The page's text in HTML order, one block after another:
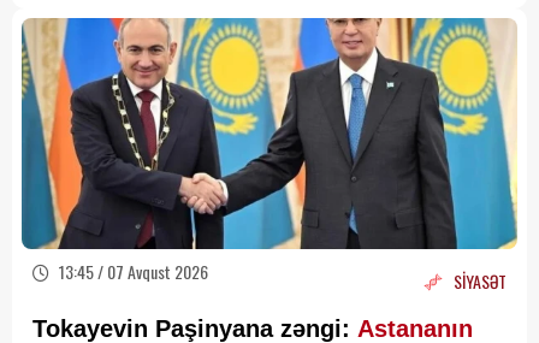
13:45 / 07 Avqust 2026 SİYASƏT
Tokayevin Paşinyana zəngi: Astananın